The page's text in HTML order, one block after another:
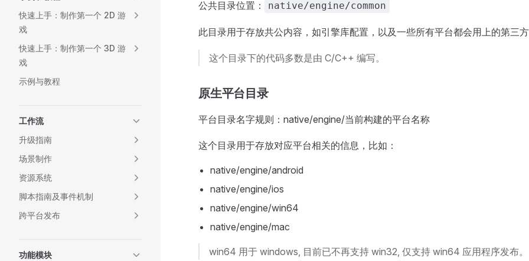
快速上手：制作第一个 2D 游
戏
快速上手：制作第一个 3D 游
戏
示例与教程
工作流
升级指南
场景制作
资源系统
脚本指南及事件机制
跨平台发布
功能模块
公共目录位置： native/engine/common
此目录用于存放共公内容，如引擎库配置，以及一些所有平台都会用上的第三
这个目录下的代码多数是由 C/C++ 编写。
原生平台目录
平台目录名字规则：native/engine/当前构建的平台名称
这个目录用于存放对应平台相关的信息，比如：
native/engine/android
native/engine/ios
native/engine/win64
native/engine/mac
win64 用于 windows, 目前已不再支持 win32, 仅支持 win64 应用程序发布。